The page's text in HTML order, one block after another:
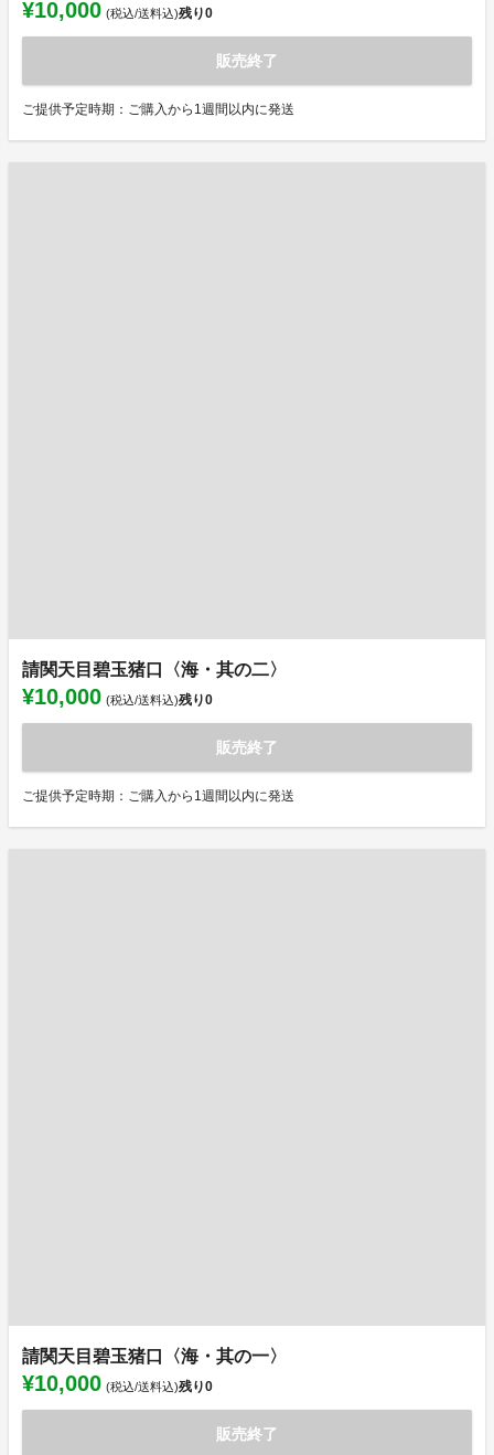
¥10,000 (税込/送料込)残り0
販売終了
ご提供予定時期：ご購入から1週間以内に発送
請関天目碧玉猪口〈海・其の二〉
¥10,000 (税込/送料込)残り0
販売終了
ご提供予定時期：ご購入から1週間以内に発送
請関天目碧玉猪口〈海・其の一〉
¥10,000 (税込/送料込)残り0
販売終了